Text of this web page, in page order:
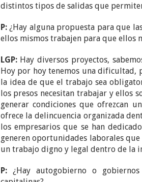
distintos tipos de salidas que
P: ¿Hay alguna propuesta para que
ellos mismos trabajen para que ellos
LGP:Hay diversos proyectos,
Hoy por hoy tenemos una dificultad,
la idea de que el trabajo sea
los presos necesitan trabajar y ellos
generar condiciones que ofrezcan
ofrece la delincuencia organizada
los empresarios que se han
generen oportunidades laborales
un trabajo digno y legal dentro de la
P: ¿Hay autogobierno o